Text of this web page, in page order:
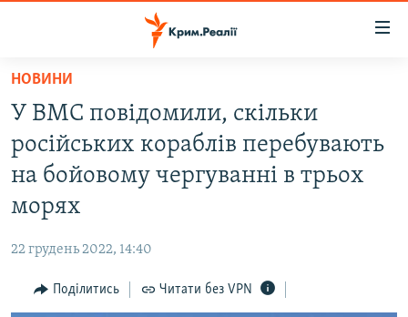
Перейти
основного
матеріалу
Перейти
до
основної
Перейти
пошуку
ВІДЕО ТА ФОТО
ПОГЛЯД
ІНТЕРВ'Ю
НОВИНИ
У ВМС повідомили, скільки
російських кораблів перебувають
на бойовому чергуванні в трьох
морях
22 грудень 2022, 14:40
Поділитись Читати без VPN